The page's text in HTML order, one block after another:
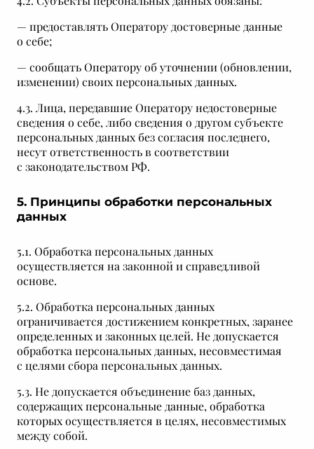
— предоставлять Оператору достоверные данные
о себе;
— сообщать Оператору об уточнении (обновлении,
изменении) своих персональных данных.
4.3. Лица, передавшие Оператору недостоверные
сведения о себе, либо сведения о другом субъекте
персональных данных без согласия последнего,
несут ответственность в соответствии
с законодательством РФ.
5. Принципы обработки персональных
данных
5.1. Обработка персональных данных
осуществляется на законной и справедливой
основе.
5.2. Обработка персональных данных
ограничивается достижением конкретных, заранее
определенных и законных целей. Не допускается
обработка персональных данных, несовместимая
с целями сбора персональных данных.
5.3. Не допускается объединение баз данных,
содержащих персональные данные, обработка
которых осуществляется в целях, несовместимых
между собой.